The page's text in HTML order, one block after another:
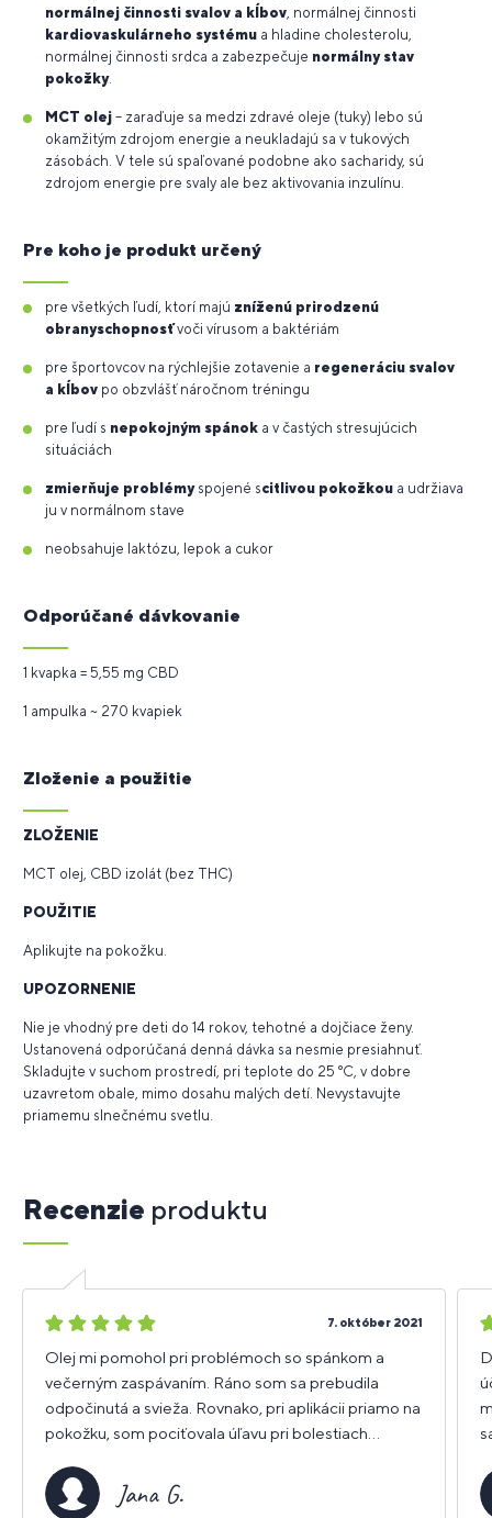
normálnej činnosti svalov a kĺbov, normálnej činnosti
kardiovaskulárneho systému a hladine cholesterolu,
normálnej činnosti srdca a zabezpečuje normálny stav
pokožky.
MCT olej – zaraďuje sa medzi zdravé oleje (tuky) lebo sú
okamžitým zdrojom energie a neukladajú sa v tukových
zásobách. V tele sú spaľované podobne ako sacharidy, sú
zdrojom energie pre svaly ale bez aktivovania inzulínu.
Pre koho je produkt určený
pre všetkých ľudí, ktorí majú zníženú prirodzenú
obranyschopnosťvoči vírusom a baktériám
pre športovcov na rýchlejšie zotavenie a regeneráciu svalov
a kĺbov po obzvlášť náročnom tréningu
pre ľudí s nepokojným spánok a v častých stresujúcich
situáciách
zmierňuje problémy spojené scitlivou pokožkou a udržiava
ju v normálnom stave
neobsahuje laktózu, lepok a cukor
Odporúčané dávkovanie
1 kvapka = 5,55 mg CBD
1 ampulka ~ 270 kvapiek
Zloženie a použitie
ZLOŽENIE
MCT olej, CBD izolát (bez THC)
POUŽITIE
Aplikujte na pokožku.
UPOZORNENIE
Nie je vhodný pre deti do 14 rokov, tehotné a dojčiace ženy.
Ustanovená odporúčaná denná dávka sa nesmie presiahnuť.
Skladujte v suchom prostredí, pri teplote do 25 °C, v dobre
uzavretom obale, mimo dosahu malých detí. Nevystavujte
priamemu slnečnému svetlu.
Recenzie produktu
5
7. október 2021
Olej mi pomohol pri problémoch so spánkom a
večerným zaspávaním. Ráno som sa prebudila
odpočinutá a svieža. Rovnako, pri aplikácii priamo na
pokožku, som pociťovala úľavu pri bolestiach
Jana G.
5